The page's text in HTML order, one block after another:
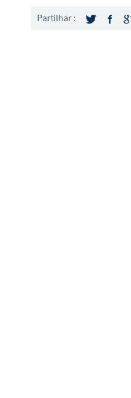
country. Consequently, the
be suitable for use in your
Partilhar :